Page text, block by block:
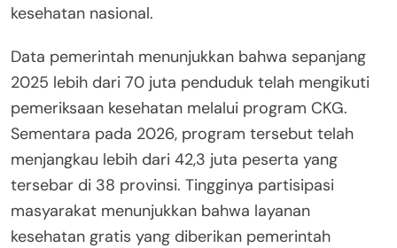
kesehatan nasional.
Data pemerintah menunjukkan bahwa sepanjang
2025 lebih dari 70 juta penduduk telah mengikuti
pemeriksaan kesehatan melalui program CKG.
Sementara pada 2026, program tersebut telah
menjangkau lebih dari 42,3 juta peserta yang
tersebar di 38 provinsi. Tingginya partisipasi
masyarakat menunjukkan bahwa layanan
kesehatan gratis yang diberikan pemerintah